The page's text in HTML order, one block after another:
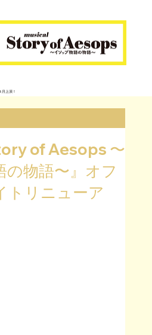
月上演！
of Aesops 〜
の物語〜』オフ
トリニューア